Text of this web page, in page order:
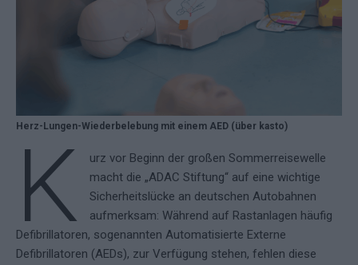
Herz-Lungen-Wiederbelebung mit einem AED (über kasto)
K
urz vor Beginn der großen Sommerreisewelle
macht die „ADAC Stiftung“ auf eine wichtige
Sicherheitslücke an deutschen Autobahnen
aufmerksam: Während auf Rastanlagen häufig
Defibrillatoren, sogenannten Automatisierte Externe
Defibrillatoren (AEDs), zur Verfügung stehen, fehlen diese